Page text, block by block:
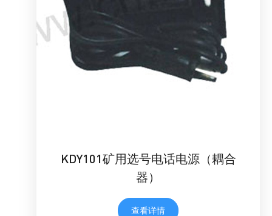
KDY101矿用选号电话电源（耦合
器）
查看详情